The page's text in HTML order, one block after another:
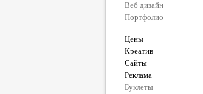
Веб дизайн
Портфолио
Цены
Креатив
Сайты
Реклама
Буклеты